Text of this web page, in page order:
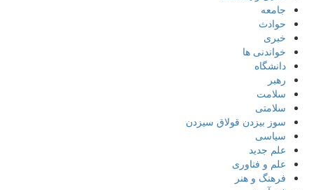
جامعه
حوادث
خبری
خواندنی ها
دانشگاه
رهبر
سلامت
سلامتی
سوز بیزدن قولاق سیزدن
سیاسی
علم جدید
علم و فناوری
فرهنگ و هنر